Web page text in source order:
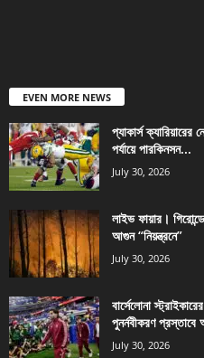
EVEN MORE NEWS
প্যাকার্স
পর্যায়ে পারকিনসন...
July 30, 2026
লাইভ ফায়ার।
আগুন “নিয়ন্ত্রনে”
July 30, 2026
বার্সেলোনা
পুনর্নবীকরণ প্রস্তাবে
July 30, 2026